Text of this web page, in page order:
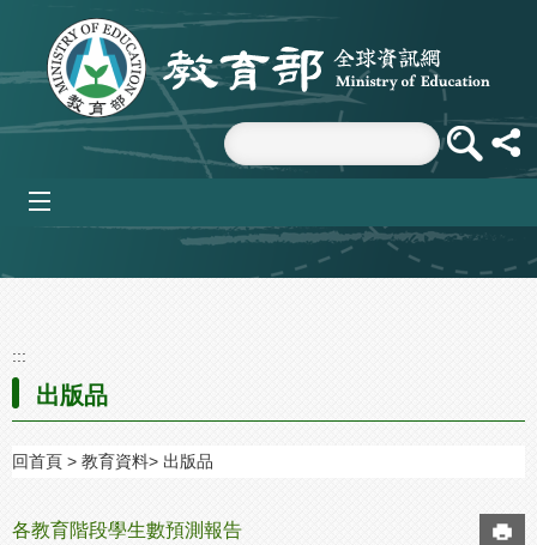
跳到主要內容區塊
:::
出版品
回首頁 教育資料 出版品
各教育階段學生數預測報告